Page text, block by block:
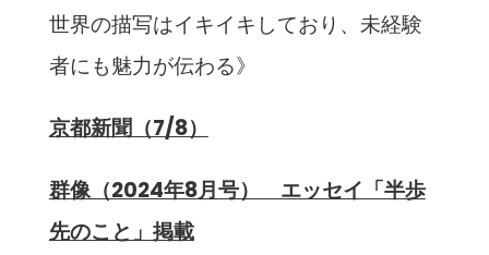
世界の描写はイキイキしており、未経験
者にも魅力が伝わる》
京都新聞（7/8）
群像（2024年8月号） エッセイ「半歩
先のこと」掲載